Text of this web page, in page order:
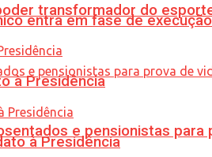
transformador do
e pensionistas para
entra em fase de
à Presidência
à Presidência